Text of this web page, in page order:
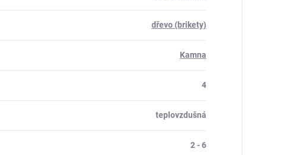
dřevo (brikety)
Kamna
4
teplovzdušná
2 - 6